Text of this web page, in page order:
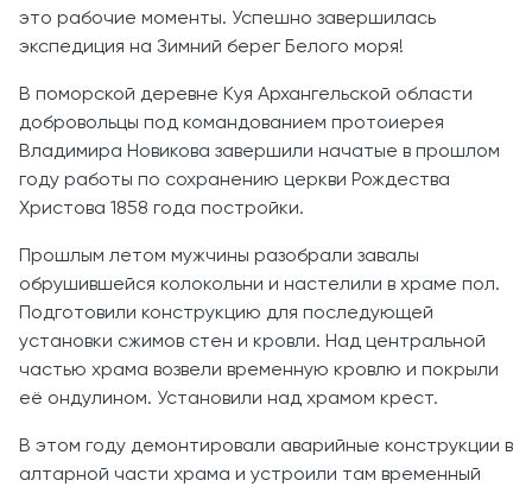
это рабочие моменты. Успешно завершилась
экспедиция на Зимний берег Белого моря!
В поморской деревне Куя Архангельской области
добровольцы под командованием протоиерея
Владимира Новикова завершили начатые в прошлом
году работы по сохранению церкви Рождества
Христова 1858 года постройки.
Прошлым летом мужчины разобрали завалы
обрушившейся колокольни и настелили в храме пол.
Подготовили конструкцию для последующей
установки сжимов стен и кровли. Над центральной
частью храма возвели временную кровлю и покрыли
её ондулином. Установили над храмом крест.
В этом году демонтировали аварийные конструкции в
алтарной части храма и устроили там временный